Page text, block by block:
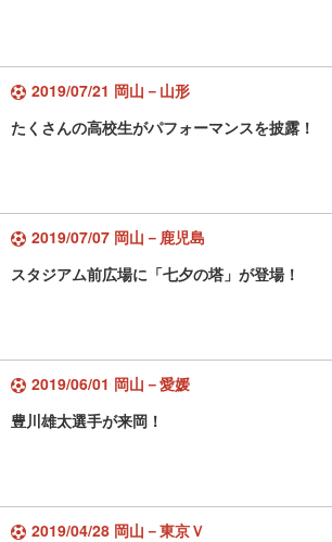
2019/07/21 岡山－山形
たくさんの高校生がパフォーマンスを披露！
2019/07/07 岡山－鹿児島
スタジアム前広場に「七夕の塔」が登場！
2019/06/01 岡山－愛媛
豊川雄太選手が来岡！
2019/04/28 岡山－東京Ｖ